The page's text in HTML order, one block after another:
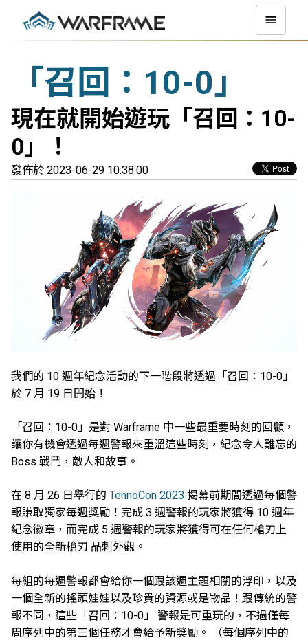
「召回：10-0」
現在就開始遊玩「召回：10-
0」！
發佈於 2023-06-29 10:38:00
我們的 10 週年紀念活動的下一階段將透過「召回：10-0」
於 7 月 19 日開始！
「召回：10-0」是對 Warframe 中一些最重要時刻的回顧，
讓你有機會透過每週警報來重溫這些時刻，紀念令人難忘的
Boss 戰鬥，敵人和故事。
在 8 月 26 日舉行的 TennoCon 2023 揭幕前期間透過每個警
報賺取獨家每週獎勵！完成 3 週警報的玩家將獲得 10 週年
紀念徽章，而完成 5 週警報的玩家將獲得可在任何槍刃上
使用的全新槍刃 晶刺外觀。
每組的每週警報都會給你一個跟該週主題相關的浮印，以及
一個全新的搖頭娃娃以及珍貴的資源或是物品！跟傳統的警
報不同，這些「召回：10-0」 警報是可重玩的，不過僅每
周序列中的第三個任務才會給予新獎勵。 （每個序列中的